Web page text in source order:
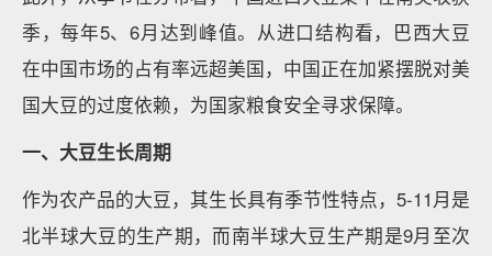
季，每年5、6月达到峰值。从进口结构看，巴西大豆
在中国市场的占有率远超美国，中国正在加紧摆脱对美
国大豆的过度依赖，为国家粮食安全寻求保障。
一、大豆生长周期
作为农产品的大豆，其生长具有季节性特点，5-11月是
北半球大豆的生产期，而南半球大豆生产期是9月至次